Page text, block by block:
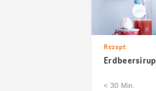
Rezept
Erdbeersirup
< 30 Min.